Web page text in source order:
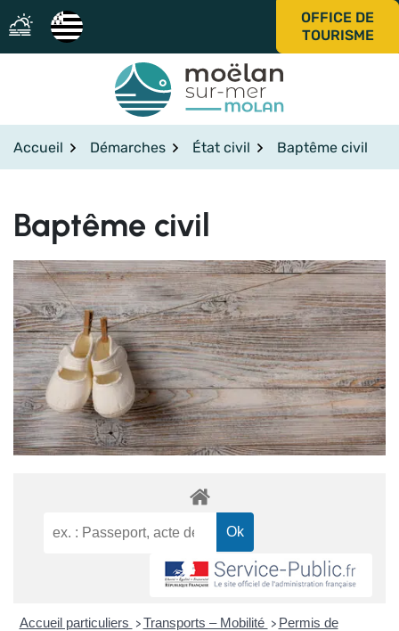
Aller
au
contenu
OFFICE DE
TOURISME
Accueil Démarches État civil Baptême civil
Baptême civil
Accueil particuliers > Transports – Mobilité > Permis de